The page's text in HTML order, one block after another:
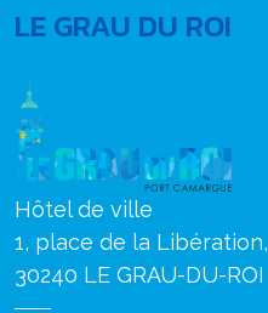
LE GRAU DU ROI
Hôtel de ville
1, place de la Libération,
30240 LE GRAU-DU-ROI